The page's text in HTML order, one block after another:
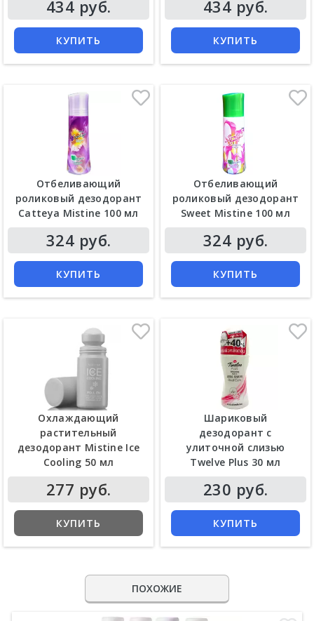
434 руб.
КУПИТЬ
434 руб.
КУПИТЬ
Отбеливающий
роликовый дезодорант
Catteya Mistine 100 мл
324 руб.
КУПИТЬ
Отбеливающий
роликовый дезодорант
Sweet Mistine 100 мл
324 руб.
КУПИТЬ
Охлаждающий
растительный
дезодорант Mistine Ice
Cooling 50 мл
277 руб.
КУПИТЬ
Шариковый
дезодорант с
улиточной слизью
Twelve Plus 30 мл
230 руб.
КУПИТЬ
ПОХОЖИЕ